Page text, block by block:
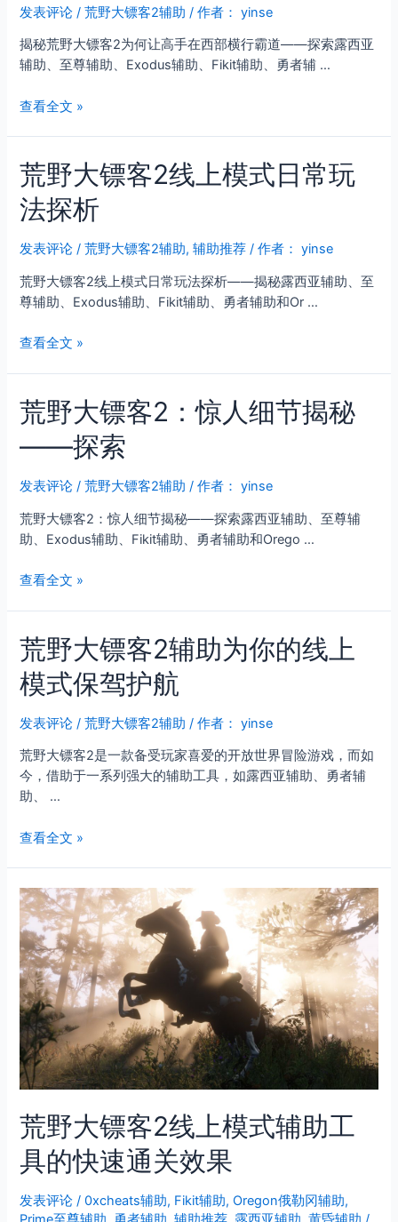
上
式：
五
职
业
育
指
南
进
阶
策
发表评论 /荒野大镖客2辅助 / 作者： yinse
揭秘荒野大镖客2为何让高手在西部横行霸道——探索露西亚
辅助、至尊辅助、Exodus辅助、Fikit辅助、勇者辅 …
揭
野
大
镖
2
何
让
手
在
部
行
道
查看全文 »
荒野大镖客2线上模式日常玩
法探析
发表评论 /荒野大镖客2辅助,辅助推荐 / 作者： yinse
荒野大镖客2线上模式日常玩法探析——揭秘露西亚辅助、至
尊辅助、Exodus辅助、Fikit辅助、勇者辅助和Or …
荒
镖
客
2
上
式
日
玩
法
析
查看全文 »
荒野大镖客2：惊人细节揭秘
——探索
发表评论 /荒野大镖客2辅助 / 作者： yinse
荒野大镖客2：惊人细节揭秘——探索露西亚辅助、至尊辅
助、Exodus辅助、Fikit辅助、勇者辅助和Orego …
荒
镖
客
2：
惊
人
节
揭
秘
探
索
查看全文 »
荒野大镖客2辅助为你的线上
模式保驾护航
发表评论 /荒野大镖客2辅助 / 作者： yinse
荒野大镖客2是一款备受玩家喜爱的开放世界冒险游戏，而如
今，借助于一系列强大的辅助工具，如露西亚辅助、勇者辅
助、 …
荒
镖
客
2
辅
助
为
你
的
线
上
式
保
驾
航
查看全文 »
荒野大镖客2线上模式辅助工
具的快速通关效果
发表评论 /0xcheats辅助, Fikit辅助,Oregon俄勒冈辅助,